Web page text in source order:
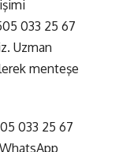
033 25 67
Uzman
menteşe
033 25 67
WhatsApp